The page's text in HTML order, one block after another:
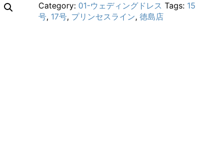
Category: 01-ウェディングドレス Tags: 15
号, 17号, プリンセスライン,徳島店